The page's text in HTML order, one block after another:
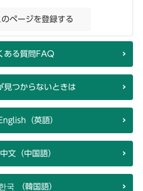
のページを登録する
ある質問FAQ
見つからないときは
（英語）
中文（中国語）
국 （韓国語）